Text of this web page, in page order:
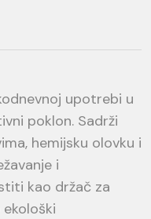
upotrebi u
poklon. Sadrži
hemijsku olovku i
i
kao držač za